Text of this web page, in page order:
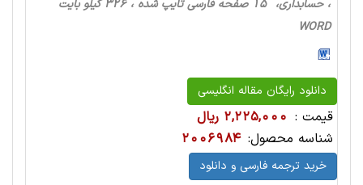
، حسابداری، 15 صفحه فارسی تایپ شده ، 326 کیلو بایت
WORD
دانلود رایگان مقاله انگلیسی
قیمت : 2,225,000 ریال
شناسه محصول: 2006984
خرید ترجمه فارسی و دانلود